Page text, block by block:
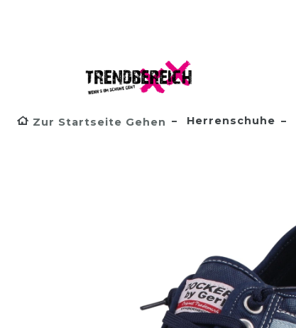
Zur Startseite Gehen Herrenschuhe